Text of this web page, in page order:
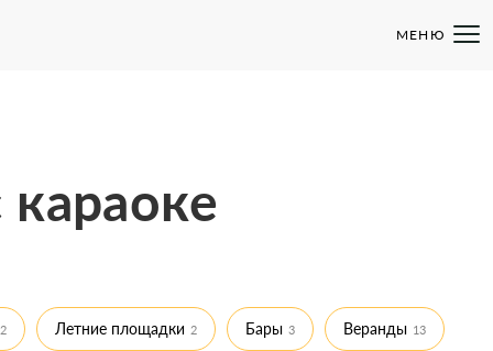
МЕНЮ
2 Летние площадки 2 Бары 3 Веранды 13